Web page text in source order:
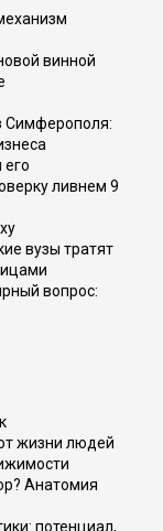
винной
Симферополя:
его
ливнем 9
вузы тратят
вопрос:
жизни людей
Анатомия
потенциал,